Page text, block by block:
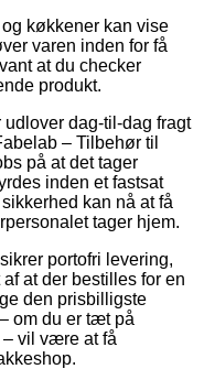
køkkener kan vise
varen inden for få
at du checker
produkt.
udlover dag-til-dag fragt
– Tilbehør til
på at det tager
inden et fastsat
kan nå at få
tager hjem.
portofri levering,
at der bestilles for en
den prisbilligste
om du er tæt på
vil være at få